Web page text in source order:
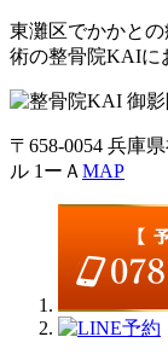
東灘区でかかと
術の整骨院KAIに
〒658-0054 兵庫
ル 1ーＡ MAP